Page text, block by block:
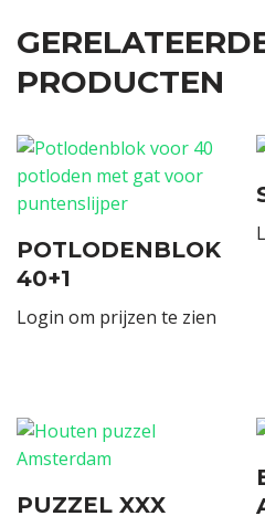
PRODUCTEN
POTLODENBLOK
40+1
Login om prijzen te zien
PUZZEL XXX